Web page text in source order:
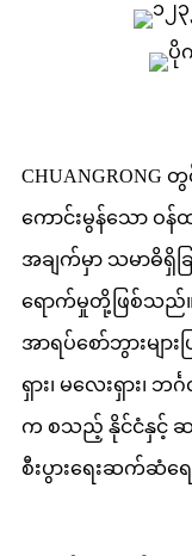
ကောင်းမွန်သော ဝ
အချက်မှာ သမာဓိရှိခ
ရောက်မှုတို့ဖြစ်သည်။
အာရပ်စော်ဘွားမျာ
ရှား၊ မလေးရှား၊ ဘင်္
က စသည့် နိုင်ငံနှင့် ဆ
စီးပွားရေးဆက်ဆံ